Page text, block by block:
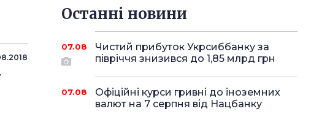
Останнi новини
07.08
Чистий прибуток Укрсиббанку за
півріччя знизився до 1,85 млрд грн
07.08
Офіційні курси гривні до іноземних
валют на 7 серпня від Нацбанку